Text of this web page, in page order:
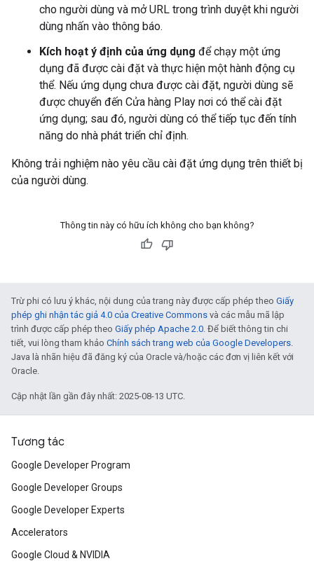
cho người dùng và mở URL trong trình duyệt khi người
dùng nhấn vào thông báo.
Kích hoạt ý định của ứng dụng để chạy một ứng
dụng đã được cài đặt và thực hiện một hành động cụ
thể. Nếu ứng dụng chưa được cài đặt, người dùng sẽ
được chuyển đến Cửa hàng Play nơi có thể cài đặt
ứng dụng; sau đó, người dùng có thể tiếp tục đến tính
năng do nhà phát triển chỉ định.
Không trải nghiệm nào yêu cầu cài đặt ứng dụng trên thiết bị
của người dùng.
Thông tin này có hữu ích không cho bạn không?
Trừ phi có lưu ý khác, nội dung của trang này được cấp phép theo Giấy
phép ghi nhận tác giả 4.0 của Creative Commons và các mẫu mã lập
trình được cấp phép theo Giấy phép Apache 2.0. Để biết thông tin chi
tiết, vui lòng tham khảo Chính sách trang web của Google Developers.
Java là nhãn hiệu đã đăng ký của Oracle và/hoặc các đơn vị liên kết với
Oracle.
Cập nhật lần gần đây nhất: 2025-08-13 UTC.
Tương tác
Google Developer Program
Google Developer Groups
Google Developer Experts
Accelerators
Google Cloud & NVIDIA